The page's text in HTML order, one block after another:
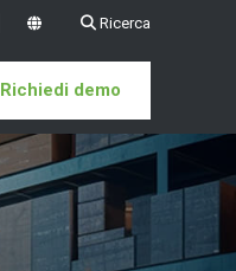
Ricerca
Richiedi demo
x